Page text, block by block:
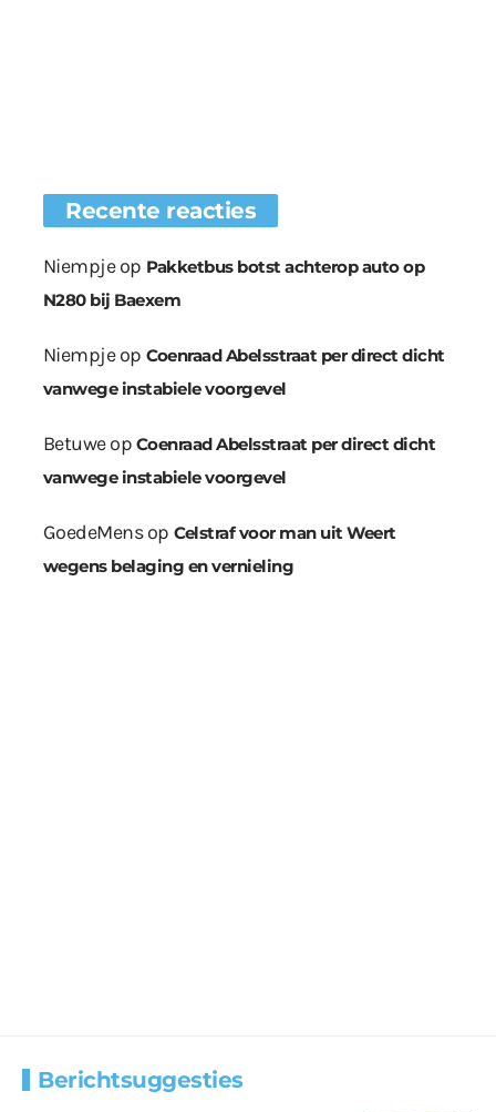
Recente reacties
Niempjeop Pakketbus botst achterop auto op
N280 bij Baexem
Niempjeop Coenraad Abelsstraat per direct dicht
vanwege instabiele voorgevel
Betuweop Coenraad Abelsstraat per direct dicht
vanwege instabiele voorgevel
GoedeMensop Celstraf voor man uit Weert
wegens belaging en vernieling
Berichtsuggesties